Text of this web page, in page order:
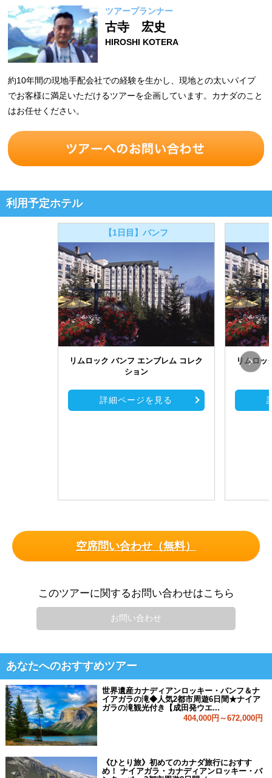
ツアープランナー
古寺 宏史
HIROSHI KOTERA
約10年間の現地手配会社での経験を生かし、現地との太いパイプ
でお客様に満足いただけるツアーを企画しています。カナダのこと
はお任せください。
利用予定ホテル
【1日目】バンフ
リムロック バンフ エンブレム コレク
ション
詳細ページを見る
リムロッ
空席問い合わせ（無料）
このツアーに関するお問い合わせはこちら
お問い合わせ
あなたへのおすすめツアー
世界遺産カナディアンロッキー・バンフ＆ナ
イアガラの滝◆人気2都市周遊6日間★ナイア
ガラの滝観光付き【成田発ウエ...
404,000円～672,000円
《ひとり旅》初めてのカナダ旅行におすす
め！ ナイアガラ・カナディアンロッキー・バ